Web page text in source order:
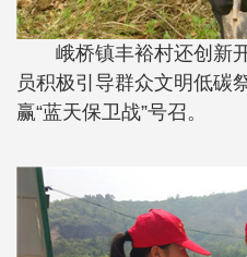
峨桥镇丰裕村还创新
员积极引导群众文明低碳
赢“蓝天保卫战”号召。